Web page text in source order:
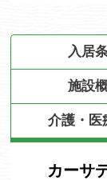
入居
施設
介護・医
カーサ